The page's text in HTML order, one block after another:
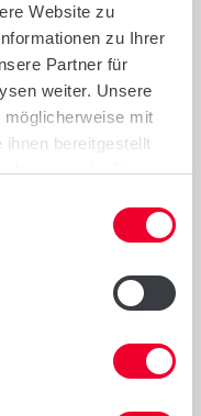
Website zu
zu Ihrer
Partner für
weiter. Unsere
mit
bereitgestellt
Nutzung der Dienste
Raps
herunterladen